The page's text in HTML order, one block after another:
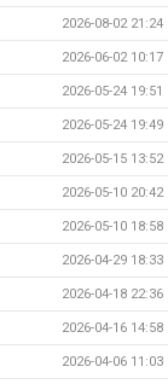
2026-08-02 21:24
2026-06-02 10:17
2026-05-24 19:51
2026-05-24 19:49
2026-05-15 13:52
2026-05-10 20:42
2026-05-10 18:58
2026-04-29 18:33
2026-04-18 22:36
2026-04-16 14:58
2026-04-06 11:03